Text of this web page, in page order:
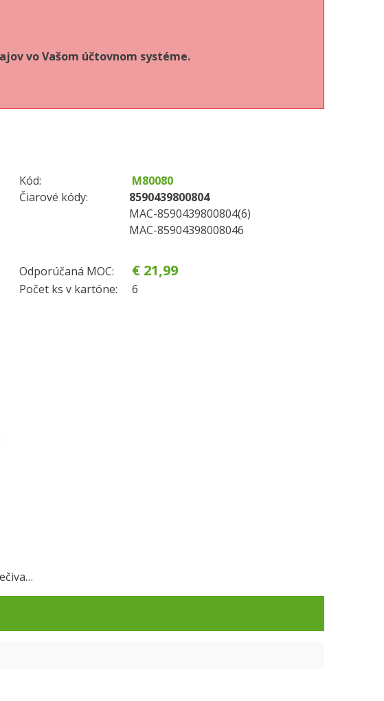
vo Vašom účtovnom systéme.
Kód:
M80080
Čiarové kódy:
8590439800804
MAC-8590439800804(6)
MAC-85904398008046
Odporúčaná MOC: € 21,99
Počet ks v kartóne: 6